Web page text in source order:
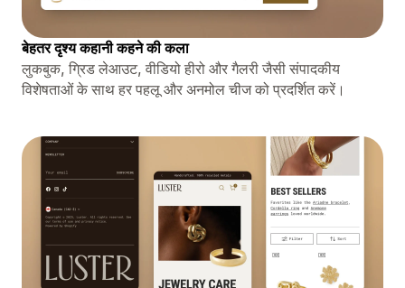
बेहतर दृश्य कहानी कहने की कला
लुकबुक, ग्रिड लेआउट, वीडियो हीरो और गैलरी जैसी संपादकीय
विशेषताओं के साथ हर पहलू और अनमोल चीज को प्रदर्शित करें।